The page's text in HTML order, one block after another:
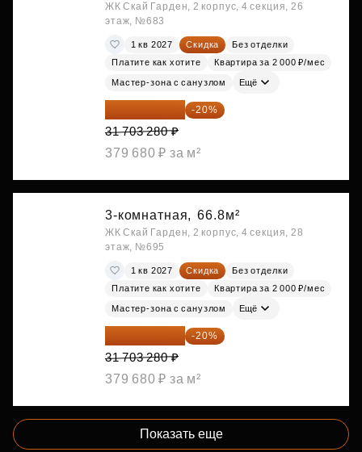
ЖК Скай Гарден, 2 корпус, 4 секция, 26
этаж, №683
1 кв 2027 Скидка
Без отделки
Платите как хотите
Квартира за 2 000 ₽/мес
Мастер-зона с санузлом Ещё
25 362 624 ₽ -20%
31 703 280 ₽
379 680 ₽ за м²
3-комнатная, 66.8м²
ЖК Скай Гарден, 2 корпус, 4 секция, 28
этаж, №695
1 кв 2027 Скидка
Без отделки
Платите как хотите
Квартира за 2 000 ₽/мес
Мастер-зона с санузлом Ещё
25 362 624 ₽ -20%
31 703 280 ₽
379 680 ₽ за м²
Показать еще